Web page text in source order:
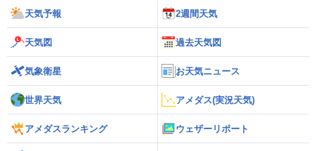
天気予報 2週間天気
天気図 過去天気図
気象衛星 お天気ニュース
世界天気 アメダス(実況天気)
アメダスランキング ウェザーリポート